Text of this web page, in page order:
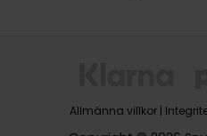
Allmänna villkor |